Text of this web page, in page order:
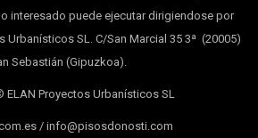
interesado puede ejecutar dirigiendose por
Urbanísticos SL. C/San Marcial 35 3ª (20005)
Sebastián (Gipuzkoa).
ELAN Proyectos Urbanísticos SL
/ info@pisosdonosti.com